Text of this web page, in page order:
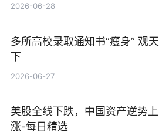
2026-06-28
多所高校录取通知书“瘦身” 观天
下
2026-06-27
美股全线下跌，中国资产逆势上
涨-每日精选